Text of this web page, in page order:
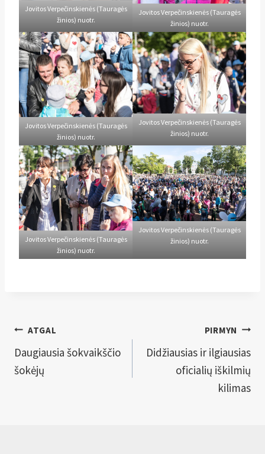
Jovitos Verpečinskienės (Tauragės
žinios) nuotr.
Jovitos Verpečinskienės (Tauragės
žinios) nuotr.
Jovitos Verpečinskienės (Tauragės
žinios) nuotr.
Jovitos Verpečinskienės (Tauragės
žinios) nuotr.
Jovitos Verpečinskienės (Tauragės
žinios) nuotr.
Jovitos Verpečinskienės (Tauragės
žinios) nuotr.
Navigacija
tarp
įrašų
ATGAL
Daugiausia šokvaikščio
šokėjų
PIRMYN
Didžiausias ir ilgiausias
oficialių iškilmių
kilimas